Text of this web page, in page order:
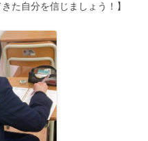
た自分を信じましょう！】